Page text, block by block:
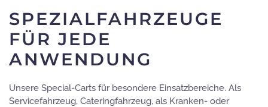
SPEZIALFAHRZEUGE
FÜR JEDE
ANWENDUNG
Unsere Special-Carts für besondere Einsatzbereiche. Als
Servicefahrzeug, Cateringfahrzeug, als Kranken- oder